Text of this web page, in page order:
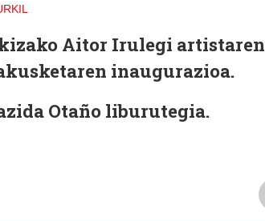
Aitor Irulegi artistaren
inaugurazioa.
Otaño liburutegia.